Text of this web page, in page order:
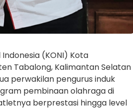
(KONI) Kota
Tabalong, Kalimantan Selatan
perwakilan pengurus induk
pembinaan olahraga di
berprestasi hingga level